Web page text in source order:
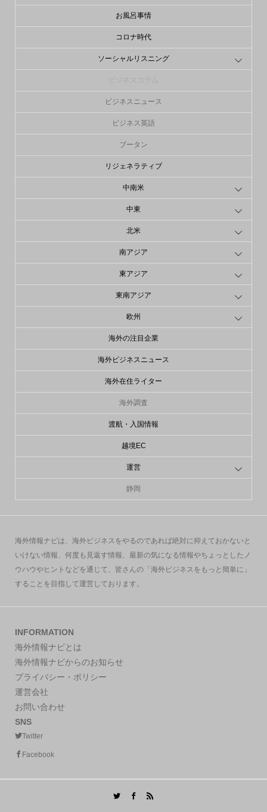
お風呂事情
コロナ時代
ソーシャルリスニング
ビジネスコラム
ビジネスニュース
ビジネス英語
ブータン
リジェネラティブ
中南米
中東
北米
南アジア
東アジア
東南アジア
欧州
海外の注目企業
海外ビジネスニュース
海外在住ライター
海外調査
渡航・入国情報
越境EC
運営
静岡
海外情報ナビは、海外ビジネスをやるのであれば絶対に抑えておかないと
いけない情報、何度も見返す情報、最新の気になる情報やちょっとしたノ
ウハウやヒントなどを通じて、皆さんの「海外ビジネスをもっと簡単に」
することを目指して運営しております。
INFORMATION
海外情報ナビとは
海外情報ナビからのお知らせ
プライバシー・ポリシー
運営会社
お問い合わせ
SNS
Twitter
Facebook